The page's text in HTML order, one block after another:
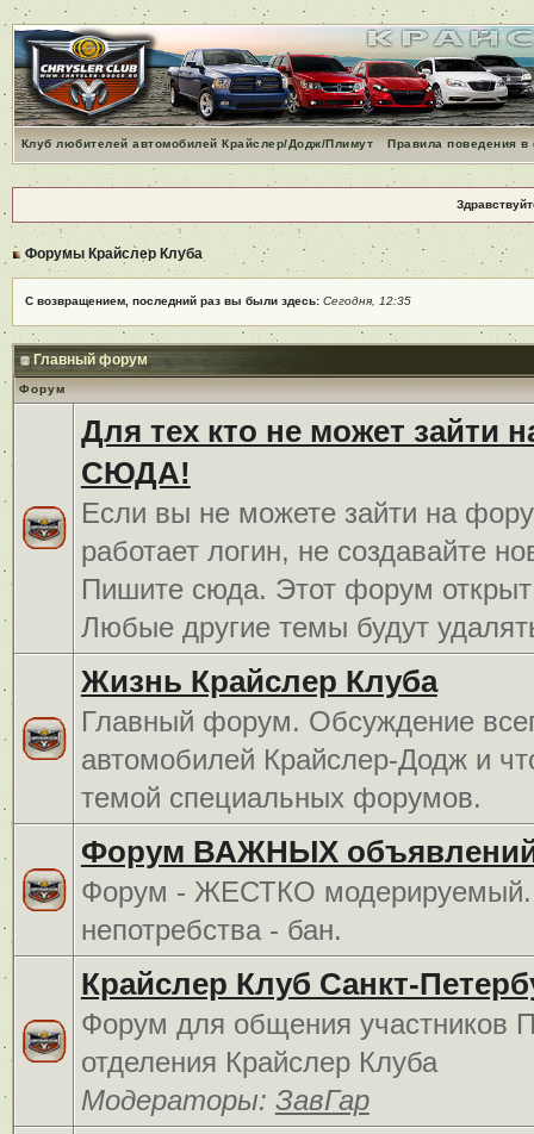
Клуб любителей автомобилей Крайслер/Додж/Плимут Правила поведения
Форумы Крайслер Клуба
С возвращением, последний раз вы были здесь: Сегодня, 12:35
Главный форум
Форум
Для тех кто не может зайти
СЮДА!
Если вы не можете зайти на
работает логин, не создавайте
Пишите сюда. Этот форум открыт
Любые другие темы будут
Жизнь Крайслер Клуба
Главный форум. Обсуждение
автомобилей Крайслер-Додж и
темой специальных форумов.
Форум ВАЖНЫХ
Форум - ЖЕСТКО
непотребства - бан.
Крайслер Клуб Санкт-
Форум для общения участников
отделения Крайслер Клуба
Модераторы: ЗавГар